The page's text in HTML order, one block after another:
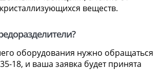
веществ.
оборудования нужно обращаться
18, и ваша заявка будет принята